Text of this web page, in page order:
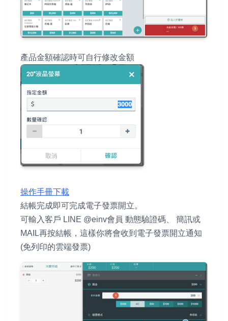
產品金額確認時可自行修改金額
操作手冊下載
結帳完成即可完成電子發票開立。
可輸入客戶 LINE @einv會員 動態驗證碼、 簡訊或
MAIL再按結帳，這樣你將會收到電子發票開立通知
(免列印的雲端發票)